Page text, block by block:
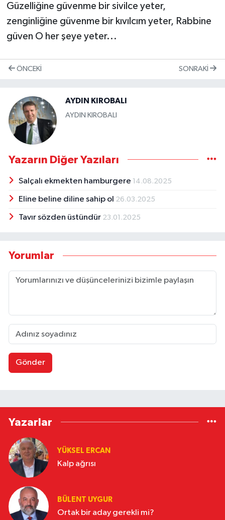
Güzelliğine güvenme bir sivilce yeter,
zenginliğine güvenme bir kıvılcım yeter, Rabbine
güven O her şeye yeter...
ÖNCEKI SONRAKI
AYDIN KIROBALI
AYDIN KIROBALI
Yazarın Diğer Yazıları
Salçalı ekmekten hamburgere 14.08.2025
Eline beline diline sahip ol 26.03.2025
Tavır sözden üstündür 23.01.2025
Yorumlar
Gönder
Yazarlar
YÜKSEL ERCAN
Kalp ağrısı
BÜLENT UYGUR
Ortak bir aday gerekli mi?